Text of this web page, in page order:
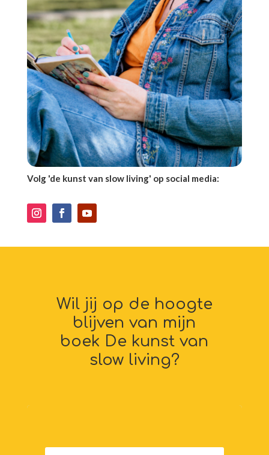
Volg 'de kunst van slow living' op social media:
Wil jij op de hoogte
blijven van mijn
boek De kunst van
slow living?